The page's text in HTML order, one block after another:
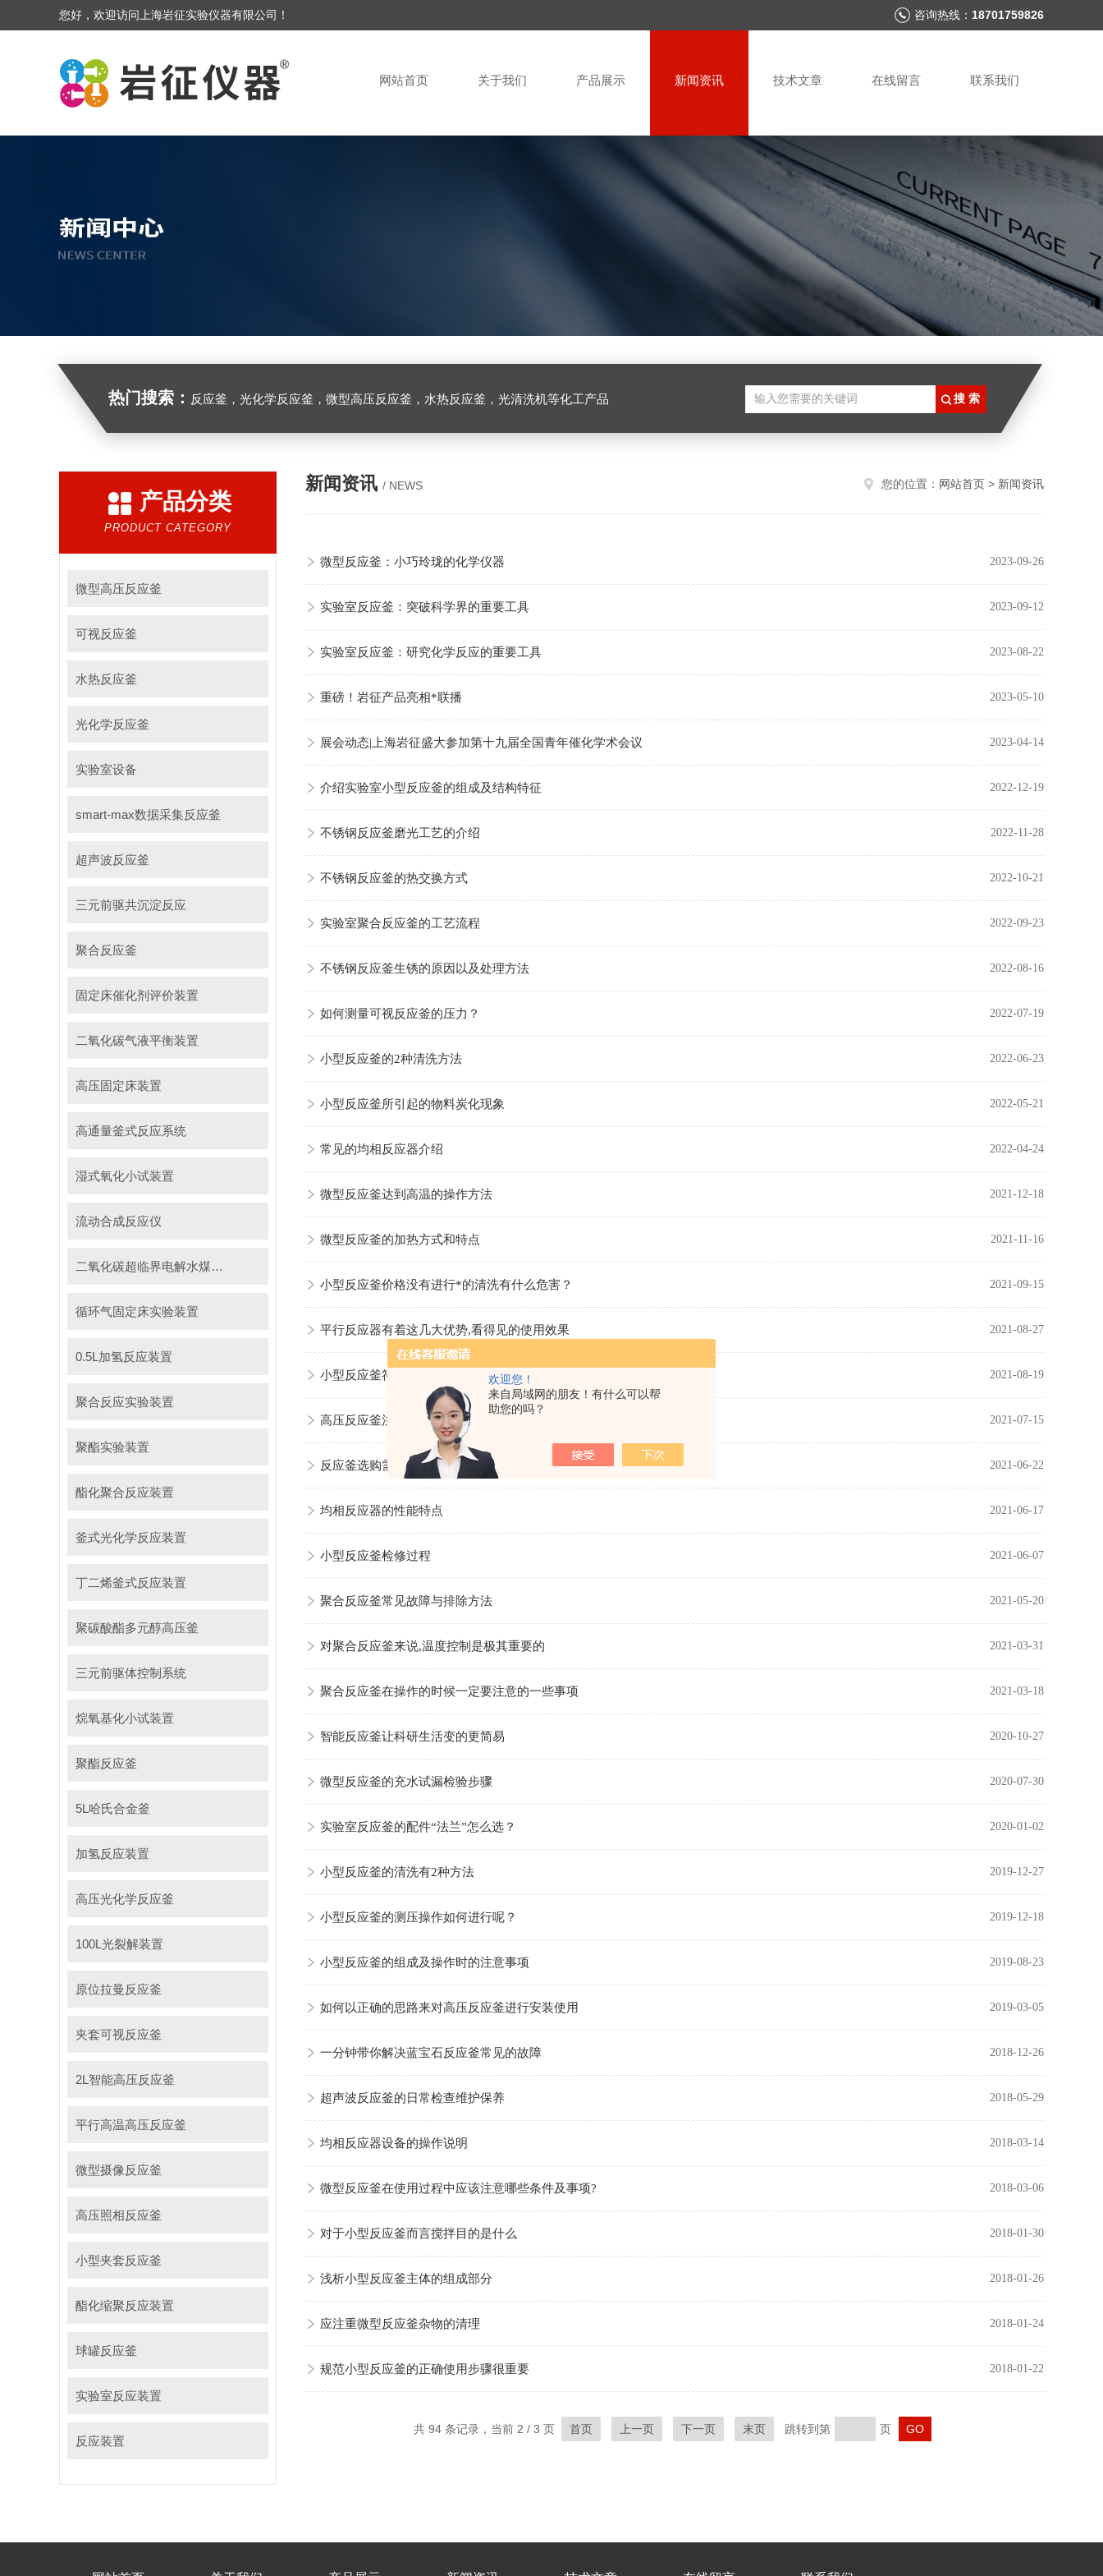
欢迎您！
来自局域网的朋友！有什么可以帮
助您的吗？
您好，欢迎访问上海岩征实验仪器有限公司！ 咨询热线： 18701759826
网站首页 关于我们 产品展示 新闻资讯 技术文章 在线留言 联系我们
热门搜索： 反应釜，光化学反应釜，微型高压反应釜，水热反应釜，光清洗机等化工产品
产品分类
PRODUCT CATEGORY
微型高压反应釜
可视反应釜
水热反应釜
光化学反应釜
实验室设备
smart-max数据采集反应釜
超声波反应釜
三元前驱共沉淀反应
聚合反应釜
固定床催化剂评价装置
二氧化碳气液平衡装置
高压固定床装置
高通量釜式反应系统
湿式氧化小试装置
流动合成反应仪
二氧化碳超临界电解水煤浆制甲烷装置
循环气固定床实验装置
0.5L加氢反应装置
聚合反应实验装置
聚酯实验装置
酯化聚合反应装置
釜式光化学反应装置
丁二烯釜式反应装置
聚碳酸酯多元醇高压釜
三元前驱体控制系统
烷氧基化小试装置
聚酯反应釜
5L哈氏合金釜
加氢反应装置
高压光化学反应釜
100L光裂解装置
原位拉曼反应釜
夹套可视反应釜
2L智能高压反应釜
平行高温高压反应釜
微型摄像反应釜
高压照相反应釜
小型夹套反应釜
酯化缩聚反应装置
球罐反应釜
实验室反应装置
反应装置
新闻资讯 / NEWS 您的位置： 网站首页 > 新闻资讯
微型反应釜：小巧玲珑的化学仪器 2023-09-26
实验室反应釜：突破科学界的重要工具 2023-09-12
实验室反应釜：研究化学反应的重要工具 2023-08-22
重磅！岩征产品亮相*联播 2023-05-10
展会动态|上海岩征盛大参加第十九届全国青年催化学术会议 2023-04-14
介绍实验室小型反应釜的组成及结构特征 2022-12-19
不锈钢反应釜磨光工艺的介绍 2022-11-28
不锈钢反应釜的热交换方式 2022-10-21
实验室聚合反应釜的工艺流程 2022-09-23
不锈钢反应釜生锈的原因以及处理方法 2022-08-16
如何测量可视反应釜的压力？ 2022-07-19
小型反应釜的2种清洗方法 2022-06-23
小型反应釜所引起的物料炭化现象 2022-05-21
常见的均相反应器介绍 2022-04-24
微型反应釜达到高温的操作方法 2021-12-18
微型反应釜的加热方式和特点 2021-11-16
小型反应釜价格没有进行*的清洗有什么危害？ 2021-09-15
平行反应器有着这几大优势,看得见的使用效果 2021-08-27
小型反应釜符合防爆要求事项 2021-08-19
高压反应釜注意事项 2021-07-15
反应釜选购需要注意的要点 2021-06-22
均相反应器的性能特点 2021-06-17
小型反应釜检修过程 2021-06-07
聚合反应釜常见故障与排除方法 2021-05-20
对聚合反应釜来说,温度控制是极其重要的 2021-03-31
聚合反应釜在操作的时候一定要注意的一些事项 2021-03-18
智能反应釜让科研生活变的更简易 2020-10-27
微型反应釜的充水试漏检验步骤 2020-07-30
实验室反应釜的配件“法兰”怎么选？ 2020-01-02
小型反应釜的清洗有2种方法 2019-12-27
小型反应釜的测压操作如何进行呢？ 2019-12-18
小型反应釜的组成及操作时的注意事项 2019-08-23
如何以正确的思路来对高压反应釜进行安装使用 2019-03-05
一分钟带你解决蓝宝石反应釜常见的故障 2018-12-26
超声波反应釜的日常检查维护保养 2018-05-29
均相反应器设备的操作说明 2018-03-14
微型反应釜在使用过程中应该注意哪些条件及事项? 2018-03-06
对于小型反应釜而言搅拌目的是什么 2018-01-30
浅析小型反应釜主体的组成部分 2018-01-26
应注重微型反应釜杂物的清理 2018-01-24
规范小型反应釜的正确使用步骤很重要 2018-01-22
共 94 条记录，当前 2 / 3 页 首页 上一页 下一页 末页 跳转到第 页